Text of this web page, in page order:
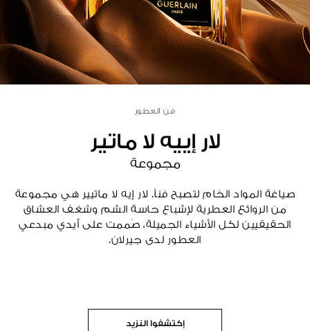
عرض الكل
فن العطور
لار إييه لا ماتير
مجموعة
صياغة المواد الخام لتصبح فناً. لار إيه لا ماتيير هي مجموعة
من الروائع العطرية لإشباع حاسة الشم وشغف العشاق
الحقيقيين لكل الأشياء الجميلة، صُممت على أيدي مبدعي
العطور لدى جيرلان.
إكتشفوا النزيد